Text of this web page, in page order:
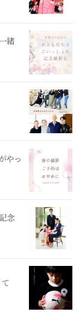
緒
やっ
念